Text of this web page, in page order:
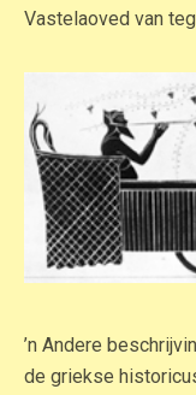
Vastelaoved van
’n Andere
de griekse